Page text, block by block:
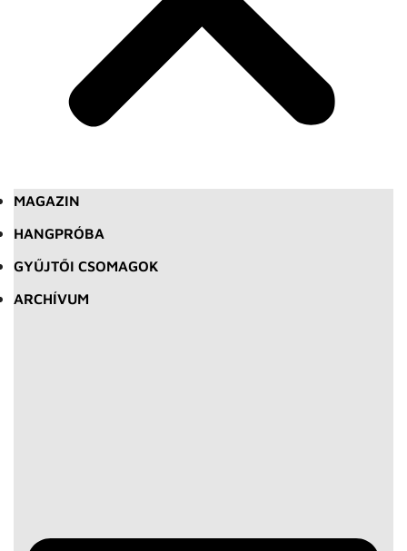
MAGAZIN
HANGPRÓBA
GYŰJTŐI CSOMAGOK
ARCHÍVUM